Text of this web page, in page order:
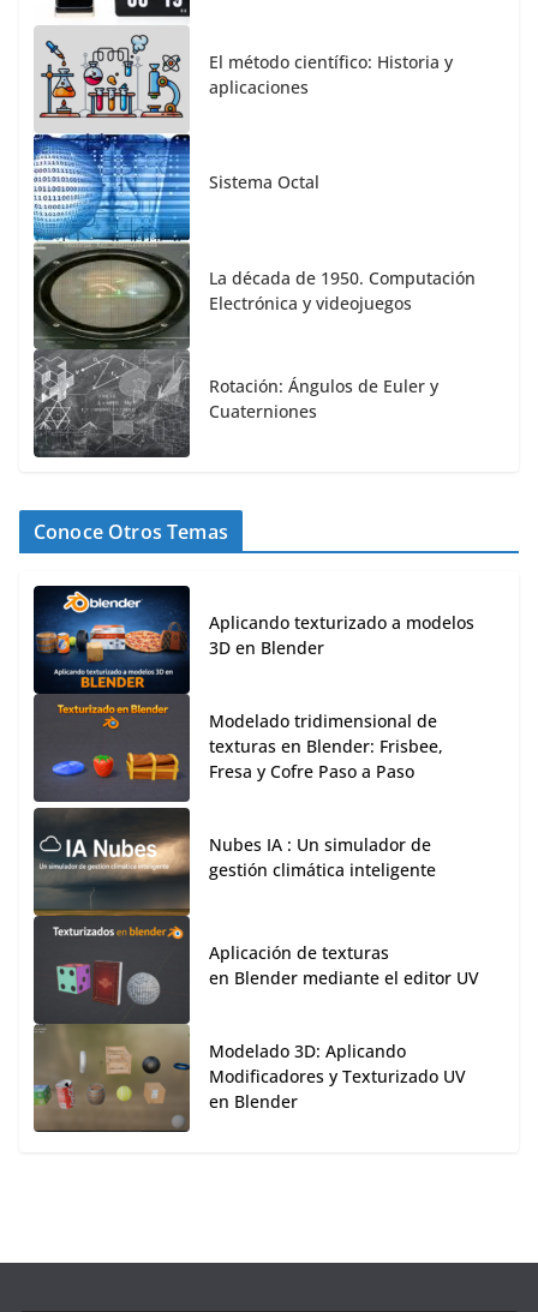
El método científico: Historia y
aplicaciones
Sistema Octal
La década de 1950. Computación
Electrónica y videojuegos
Rotación: Ángulos de Euler y
Cuaterniones
Conoce Otros Temas
Aplicando texturizado a modelos
3D en Blender
Modelado tridimensional de
texturas en Blender: Frisbee,
Fresa y Cofre Paso a Paso
Nubes IA : Un simulador de
gestión climática inteligente
Aplicación de texturas
en Blender mediante el editor UV
Modelado 3D: Aplicando
Modificadores y Texturizado UV
en Blender